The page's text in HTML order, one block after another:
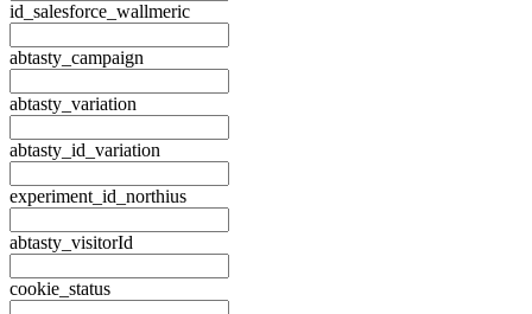
id_salesforce_wallmeric
abtasty_campaign
abtasty_variation
abtasty_id_variation
experiment_id_northius
abtasty_visitorId
cookie_status